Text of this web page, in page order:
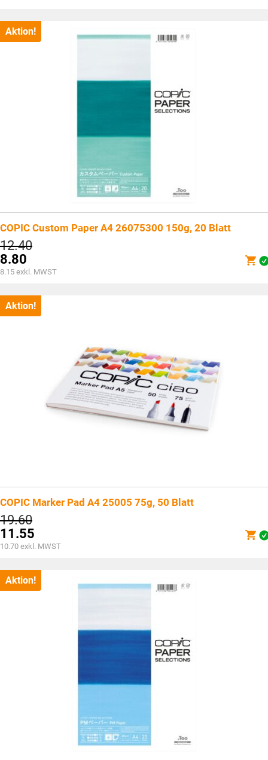
CHF6.20
ist:
CHF4.45.
Aktion!
COPIC Custom Paper A4 26075300 150g, 20 Blatt
12.40Ursprünglicher
war:
CHF12.40
8.80
Aktueller
ist:
CHF8.80.
8.15 exkl. MWST
Aktion!
COPIC Marker Pad A4 25005 75g, 50 Blatt
19.60Ursprünglicher
Preis
war:
CHF19.60
11.55
Aktueller
ist:
CHF11.55.
10.70 exkl. MWST
Aktion!